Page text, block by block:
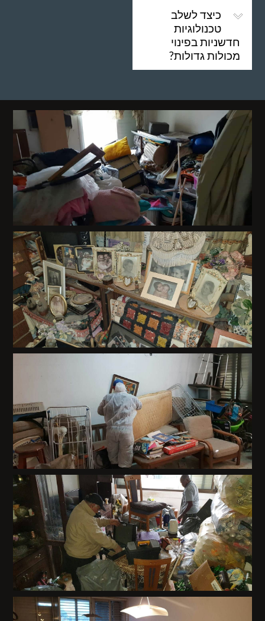
כיצד לשלב
טכנולוגיות
חדשניות בפינוי
מכולות גדולות?